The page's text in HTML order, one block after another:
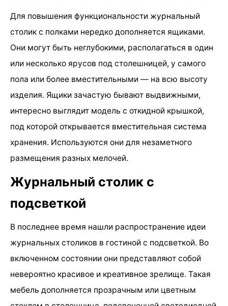
Для повышения функциональности журнальный
столик с полками нередко дополняется ящиками.
Они могут быть неглубокими, располагаться в один
или несколько ярусов под столешницей, у самого
пола или более вместительными — на всю высоту
изделия. Ящики зачастую бывают выдвижными,
интересно выглядит модель с откидной крышкой,
под которой открывается вместительная система
хранения. Используются они для незаметного
размещения разных мелочей.
Журнальный столик с
подсветкой
В последнее время нашли распространение идеи
журнальных столиков в гостиной с подсветкой. Во
включенном состоянии они представляют собой
невероятно красивое и креативное зрелище. Такая
мебель дополняется прозрачным или цветным